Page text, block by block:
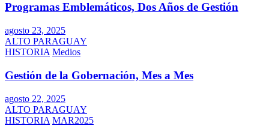
Programas Emblemáticos, Dos Años de Gestión
agosto 23, 2025
ALTO PARAGUAY
HISTORIA Medios
Gestión de la Gobernación, Mes a Mes
agosto 22, 2025
ALTO PARAGUAY
HISTORIA MAR2025